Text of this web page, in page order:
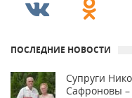
ПОСЛЕДНИЕ НОВОСТИ
Супруги
Сафроновы